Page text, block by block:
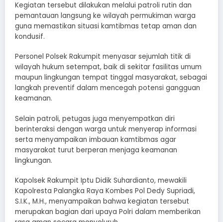
Kegiatan tersebut dilakukan melalui patroli rutin dan
pemantauan langsung ke wilayah permukiman warga
guna memastikan situasi kamtibmas tetap aman dan
kondusif.
Personel Polsek Rakumpit menyasar sejumlah titik di
wilayah hukum setempat, baik di sekitar fasilitas umum
maupun lingkungan tempat tinggal masyarakat, sebagai
langkah preventif dalam mencegah potensi gangguan
keamanan.
Selain patroli, petugas juga menyempatkan diri
berinteraksi dengan warga untuk menyerap informasi
serta menyampaikan imbauan kamtibmas agar
masyarakat turut berperan menjaga keamanan
lingkungan.
Kapolsek Rakumpit Iptu Didik Suhardianto, mewakili
Kapolresta Palangka Raya Kombes Pol Dedy Supriadi,
S.I.K., M.H., menyampaikan bahwa kegiatan tersebut
merupakan bagian dari upaya Polri dalam memberikan